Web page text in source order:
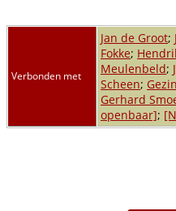
Verbonden met
Jan de Groot;
Fokke;
Meulenbeld;
Scheen;
Gerhard
openbaar];